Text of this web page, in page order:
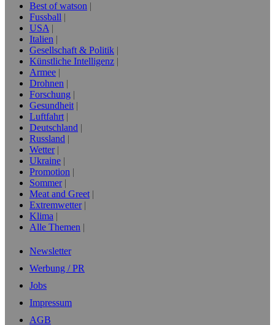
Best of watson
Fussball
USA
Italien
Gesellschaft & Politik
Künstliche Intelligenz
Armee
Drohnen
Forschung
Gesundheit
Luftfahrt
Deutschland
Russland
Wetter
Ukraine
Promotion
Sommer
Meat and Greet
Extremwetter
Klima
Alle Themen
Newsletter
Werbung / PR
Jobs
Impressum
AGB